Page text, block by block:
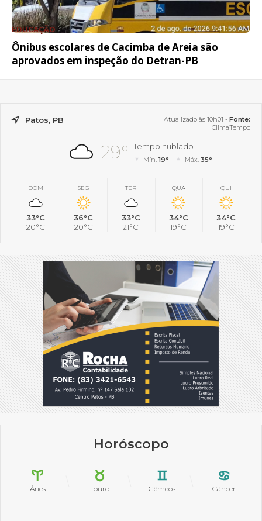
EDUCAÇÃO
Ônibus escolares de Cacimba de Areia são
aprovados em inspeção do Detran-PB
Patos, PB Atualizado às 10h01 - Fonte:
ClimaTempo
29° Tempo nublado
Mín.19° Máx. 35°
DOM
33°C
20°C
SEG
36°C
20°C
TER
33°C
21°C
QUA
34°C
19°C
QUI
34°C
19°C
Horóscopo
Áries Touro Gêmeos Câncer